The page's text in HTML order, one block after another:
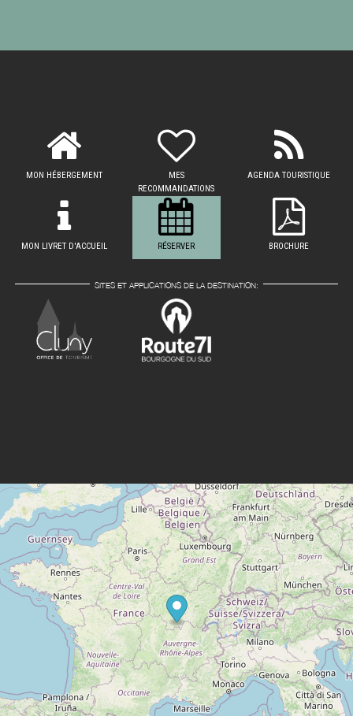
MON HÉBERGEMENT
MES
RECOMMANDATIONS
AGENDA TOURISTIQUE
MON LIVRET D'ACCUEIL RÉSERVER BROCHURE
SITES ET APPLICATIONS DE LA DESTINATION: